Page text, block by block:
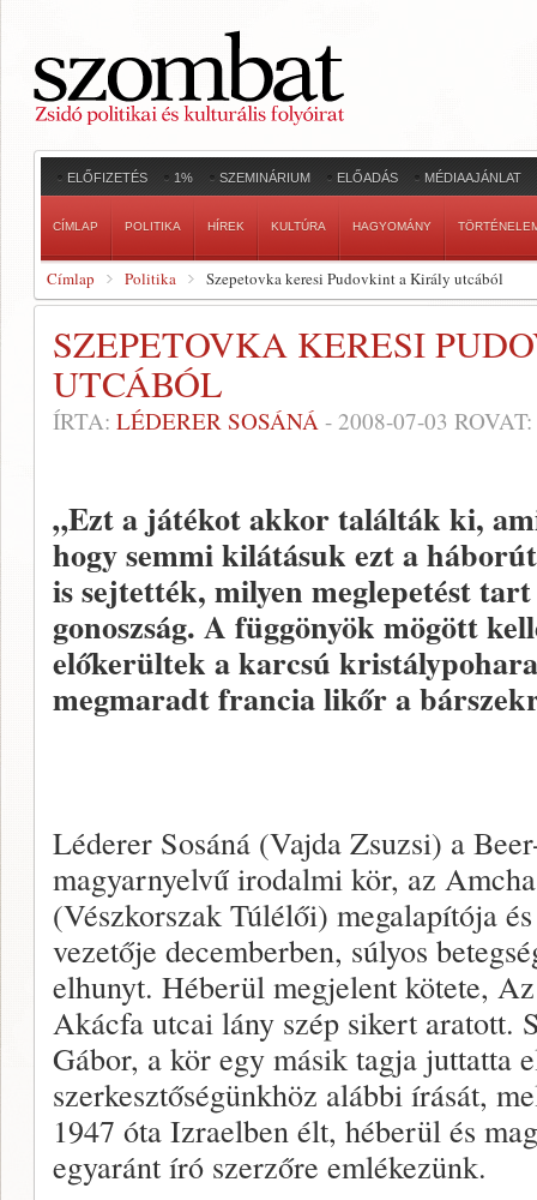
ELŐFIZETÉS 1% SZEMINÁRIUM ELŐADÁS MÉDIAAJÁNLAT
CÍMLAP POLITIKA HÍREK KULTÚRA HAGYOMÁNY
Címlap Politika Szepetovka keresi Pudovkint a Király utcából
SZEPETOVKA KERESI
UTCÁBÓL
ÍRTA: LÉDERER SOSÁNÁ - 2008-07-03 ROVAT:
„Ezt a játékot akkor találták ki,
hogy semmi kilátásuk ezt a
is sejtették, milyen meglepetést
gonoszság. A függönyök mögött
előkerültek a karcsú
megmaradt francia likőr a
Léderer Sosáná (Vajda Zsuzsi) a
magyarnyelvű irodalmi kör, az Amcha
(Vészkorszak Túlélői) megalapítója és
vezetője decemberben, súlyos
elhunyt. Héberül megjelent kötete, Az
Akácfa utcai lány szép sikert aratott.
Gábor, a kör egy másik tagja juttatta
szerkesztőségünkhöz alábbi írását,
1947 óta Izraelben élt, héberül és
egyaránt író szerzőre emlékezünk.